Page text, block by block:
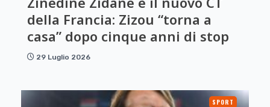
della Francia: Zizou “torna a
casa” dopo cinque anni di stop
29 Luglio 2026
SPORT